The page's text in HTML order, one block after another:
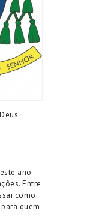
ano
. Entre
como
quem